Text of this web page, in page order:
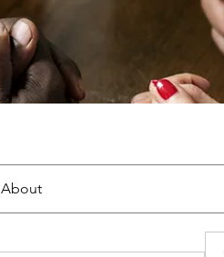
About